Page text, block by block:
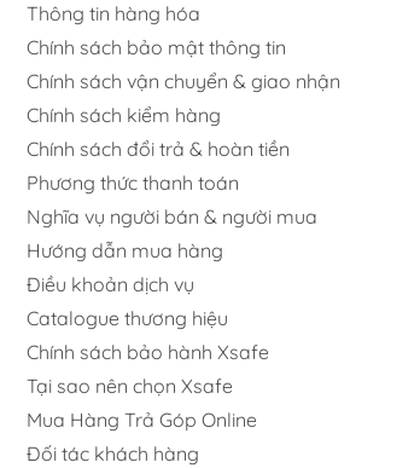
Thông tin hàng hóa
Chính sách bảo mật thông tin
Chính sách vận chuyển & giao nhận
Chính sách kiểm hàng
Chính sách đổi trả & hoàn tiền
Phương thức thanh toán
Nghĩa vụ người bán & người mua
Hướng dẫn mua hàng
Điều khoản dịch vụ
Catalogue thương hiệu
Chính sách bảo hành Xsafe
Tại sao nên chọn Xsafe
Mua Hàng Trả Góp Online
Đối tác khách hàng